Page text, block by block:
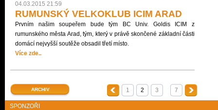
04.03.2015 21:59
RUMUNSKÝ VELKOKLUB ICIM ARAD
Prvním našim soupeřem bude tým BC Univ. Goldis ICIM z
rumunského města Arad, tým, který v právě skončené základní části
domácí nejvyšší soutěže obsadil třetí místo.
Více zde..
1 2 3 7
ARCHIV
SPONZOŘI